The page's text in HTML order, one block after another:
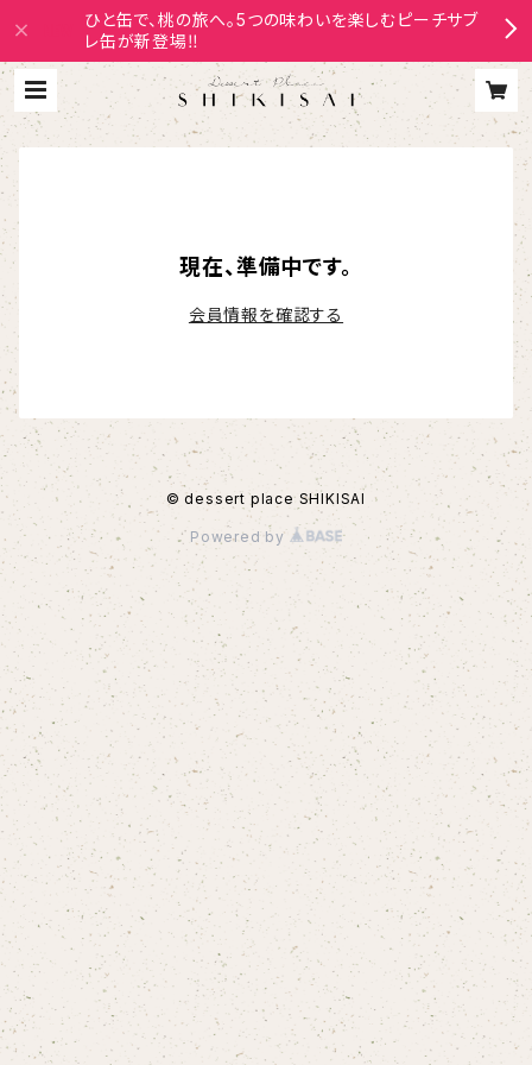
ひと缶で、桃の旅へ。5つの味わいを楽しむピーチサブ
レ缶が新登場‼
現在、準備中です。
会員情報を確認する
© dessert place SHIKISAI
Powered by